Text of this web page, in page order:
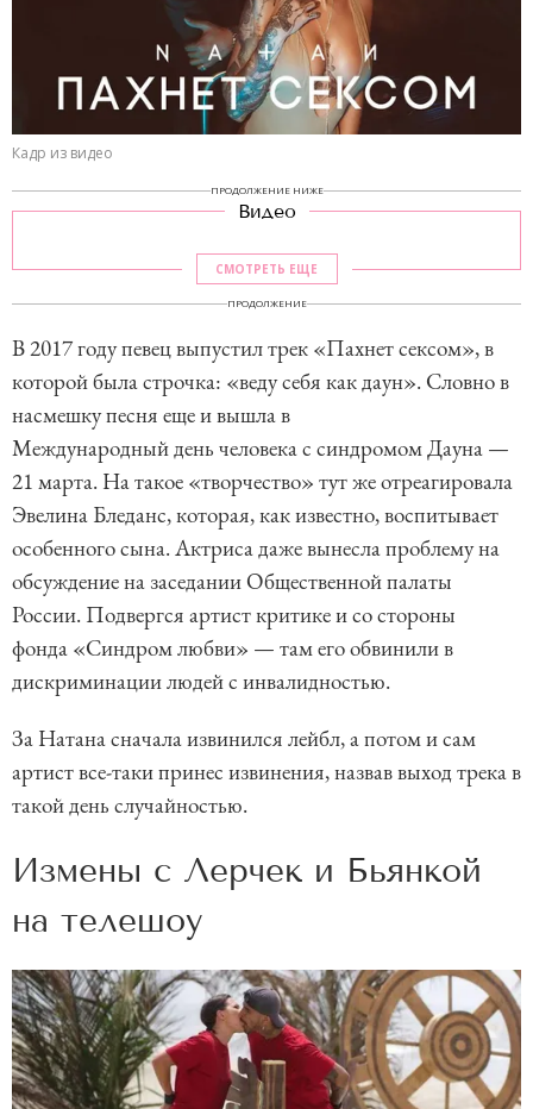
Кадр из видео
ПРОДОЛЖЕНИЕ НИЖЕ
Видео
СМОТРЕТЬ ЕЩЕ
ПРОДОЛЖЕНИЕ
В 2017 году певец выпустил трек «Пахнет сексом», в
которой была строчка: «веду себя как даун». Словно в
насмешку песня еще и вышла в
Международный день человека с синдромом Дауна —
21 марта. На такое «творчество» тут же отреагировала
Эвелина Бледанс, которая, как известно, воспитывает
особенного сына. Актриса даже вынесла проблему на
обсуждение на заседании Общественной палаты
России. Подвергся артист критике и со стороны
фонда «Синдром любви» — там его обвинили в
дискриминации людей с инвалидностью.
За Натана сначала извинился лейбл, а потом и сам
артист все-таки принес извинения, назвав выход трека в
такой день случайностью.
Измены с Лерчек и Бьянкой
на телешоу